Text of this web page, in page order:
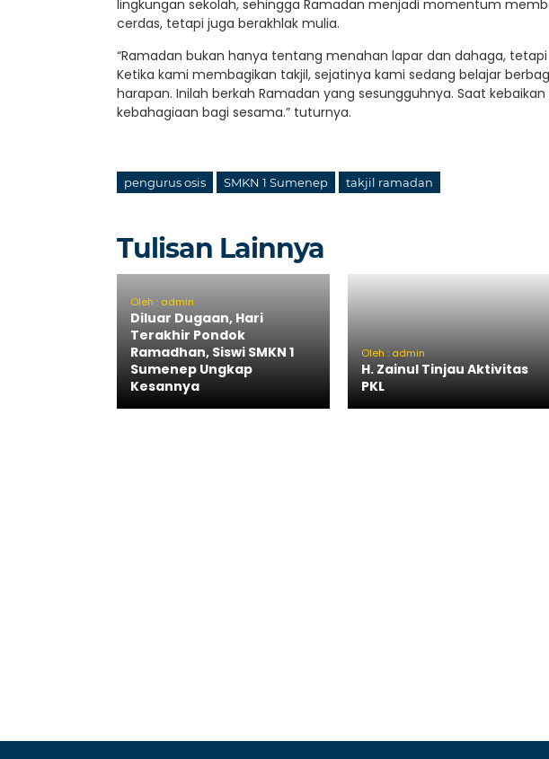
lingkungan sekolah, sehingga Ramadan menjadi momentum
cerdas, tetapi juga berakhlak mulia.
“Ramadan bukan hanya tentang menahan lapar dan dahaga,
Ketika kami membagikan takjil, sejatinya kami sedang belajar
harapan. Inilah berkah Ramadan yang sesungguhnya. Saat
kebahagiaan bagi sesama.” tuturnya.
pengurus osis SMKN 1 Sumenep takjil ramadan
Tulisan Lainnya
Oleh : admin
Diluar Dugaan, Hari
Terakhir Pondok
Ramadhan, Siswi SMKN 1
Sumenep Ungkap
Kesannya
Oleh : admin
H. Zainul Tinjau Aktivitas
PKL